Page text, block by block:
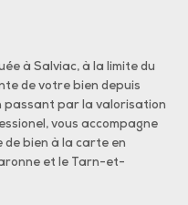
à Salviac, à la limite du
de votre bien depuis
passant par la valorisation
vous accompagne
bien à la carte en
et le Tarn-et-